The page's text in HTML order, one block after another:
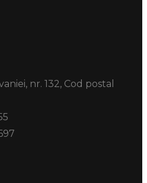
nr. 132, Cod postal